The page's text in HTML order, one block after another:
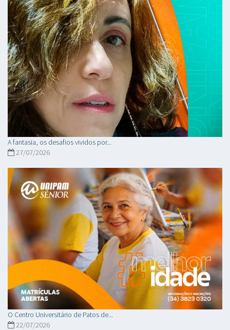
A fantasia, os desafios vividos por...
27/07/2026
O Centro Universitário de Patos de...
22/07/2026